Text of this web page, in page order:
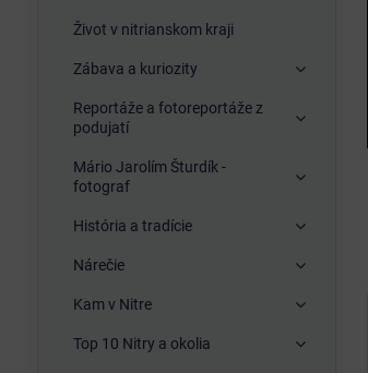
Život v nitrianskom kraji
Zábava a kuriozity
Reportáže a fotoreportáže z
podujatí
Mário Jarolím Šturdík -
fotograf
História a tradície
Nárečie
Kam v Nitre
Top 10 Nitry a okolia